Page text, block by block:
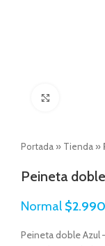
Portada » Tienda »
Peineta
Normal $2.990
Peineta doble Azul